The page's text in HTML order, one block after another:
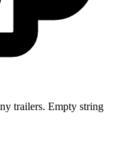
trailers. Empty string